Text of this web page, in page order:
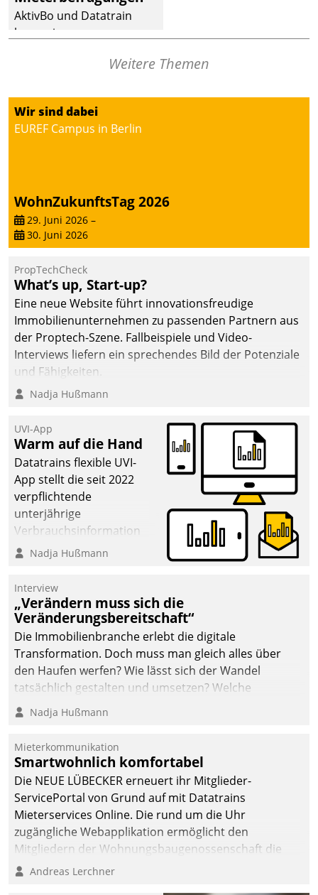
den Weg vom
Mieteranliegen zum
Dienstleisterauftrag.
AktivBo und Datatrain
kooperieren –
profitieren: Die nahtlose
von AktivBo und
Datatrain ermöglicht
automatisiert ausgelöste,
intelligente,
datengestützte
Entscheidungen.
Weitere Themen
Wir sind dabei
EUREF Campus in Berlin
WohnZukunftsTag 2026
29. Juni 2026 –
30. Juni 2026
PropTechCheck
What’s up, Start-up?
Eine neue Website führt innovationsfreudige
Immobilienunternehmen zu passenden Partnern aus
der Proptech-Szene. Fallbeispiele und Video-
Interviews liefern ein sprechendes Bild der Potenziale
und Fähigkeiten.
Nadja Hußmann
UVI-App
Warm auf die Hand
Datatrains flexible UVI-
App stellt die seit 2022
verpflichtende
unterjährige
Verbrauchsinformation
schnell, zuverlässig und
Die monatlichen
Mitteilungen zum
Heizungs- und
Wasserverbrauch gehen
automatisiert, vollständig
und auf Wunsch über
mehrere zuvor
Kommunikationswege bei
Nadja Hußmann
Interview
„Verändern muss sich die
Veränderungsbereitschaft“
Die Immobilienbranche erlebt die digitale
Transformation. Doch muss man gleich alles über
den Haufen werfen? Wie lässt sich der Wandel
tatsächlich gestalten und umsetzen? Welche
Argumente zählen wirklich?
Nadja Hußmann
Mieterkommunikation
Smartwohnlich komfortabel
Die NEUE LÜBECKER erneuert ihr Mitglieder-
ServicePortal von Grund auf mit Datatrains
Mieterservices Online. Die rund um die Uhr
zugängliche Webapplikation ermöglicht den
Mitgliedern der Wohnungs­bau­genossenschaft die
Kontaktaufnahme per Smartphone, Tablet oder PC.
Andreas Lerchner